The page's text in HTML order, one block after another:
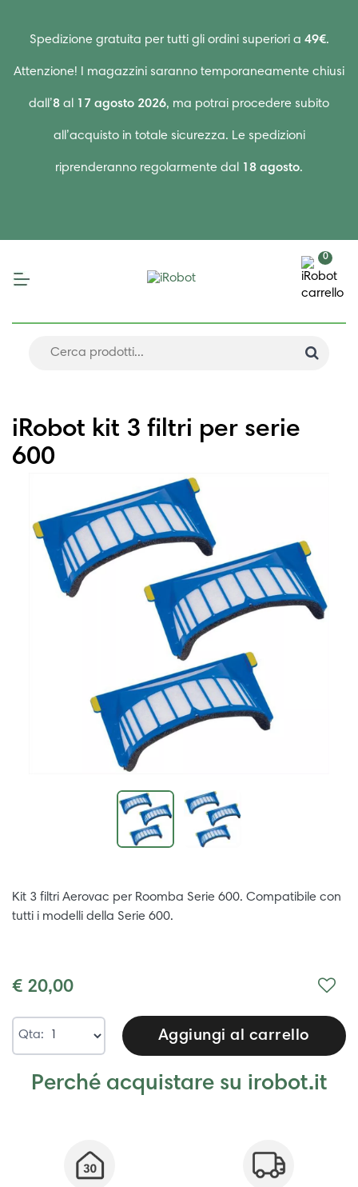
Spedizione gratuita per tutti gli ordini superiori a 49€.
Attenzione! I magazzini saranno temporaneamente chiusi
dall’8 al 17 agosto 2026, ma potrai procedere subito
all’acquisto in totale sicurezza. Le spedizioni
riprenderanno regolarmente dal 18 agosto.
0
iRobot kit 3 filtri per serie
600
Kit 3 filtri Aerovac per Roomba Serie 600. Compatibile con
tutti i modelli della Serie 600.
€ 20,00
Qta: Aggiungi al carrello
Perché acquistare su irobot.it